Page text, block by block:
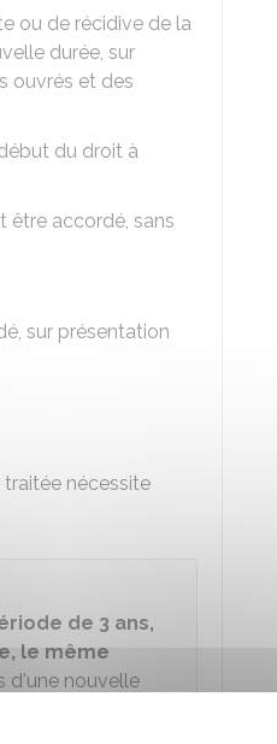
ou de récidive de la
durée, sur
ouvrés et des
du droit à
être accordé, sans
sur présentation
nécessite
de 3 ans,
le même
d'une nouvelle